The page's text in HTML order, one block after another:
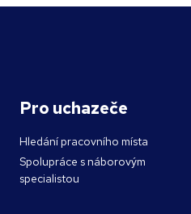
Pro uchazeče
Hledání pracovního místa
Spolupráce s náborovým
specialistou